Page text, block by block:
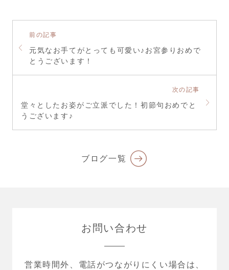
前の記事
元気なお手てがとっても可愛い♪お宮参りおめで
とうございます！
次の記事
堂々としたお姿がご立派でした！初節句おめでと
うございます♪
ブログ一覧
お問い合わせ
営業時間外、電話がつながりにくい場合は、